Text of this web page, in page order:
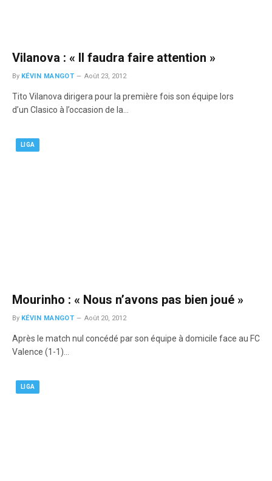
Vilanova : « Il faudra faire attention »
By KÉVIN MANGOT Août 23, 2012
Tito Vilanova dirigera pour la première fois son équipe lors
d’un Clasico à l’occasion de la…
LIGA
Mourinho : « Nous n’avons pas bien joué »
By KÉVIN MANGOT Août 20, 2012
Après le match nul concédé par son équipe à domicile face au FC
Valence (1-1)…
LIGA